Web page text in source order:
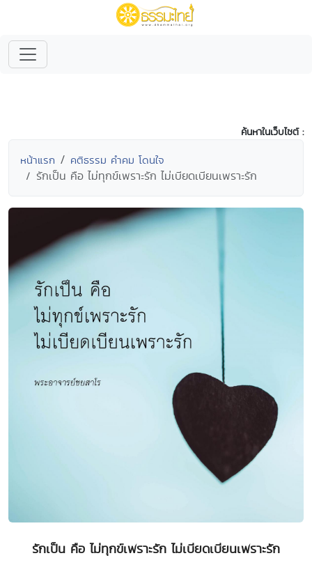
ค้นหาในเว็บไซต์ :
หน้าแรก คติธรรม คำคม โดนใจ
รักเป็น คือ ไม่ทุกข์เพราะรัก ไม่เบียดเบียนเพราะรัก
รักเป็น คือ ไม่ทุกข์เพราะรัก ไม่เบียดเบียนเพราะรัก